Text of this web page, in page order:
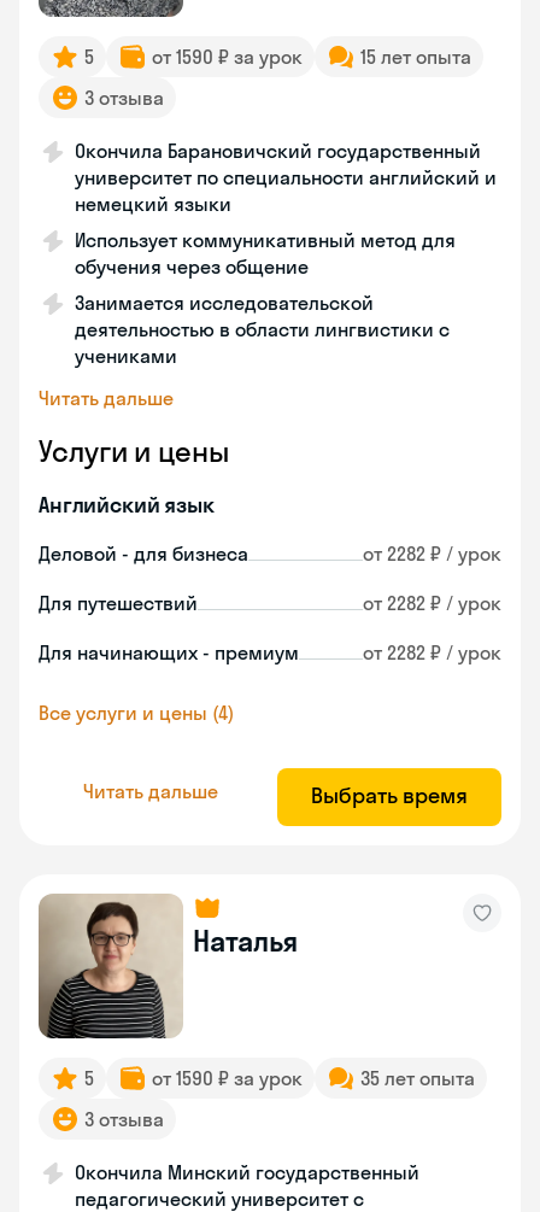
5 от 1590 ₽ за урок
15 лет опыта
3 отзыва
Окончила Барановичский государственный
университет по специальности английский и
немецкий языки
Использует коммуникативный метод для
обучения через общение
Занимается исследовательской
деятельностью в области лингвистики с
учениками
Читать дальше
Услуги и цены
Английский язык
Деловой - для бизнеса от 2282 ₽ / урок
Для путешествий от 2282 ₽ / урок
Для начинающих - премиум от 2282 ₽ / урок
Все услуги и цены (4)
Читать дальше Выбрать время
Наталья
5 от 1590 ₽ за урок
35 лет опыта
3 отзыва
Окончила Минский государственный
педагогический университет с